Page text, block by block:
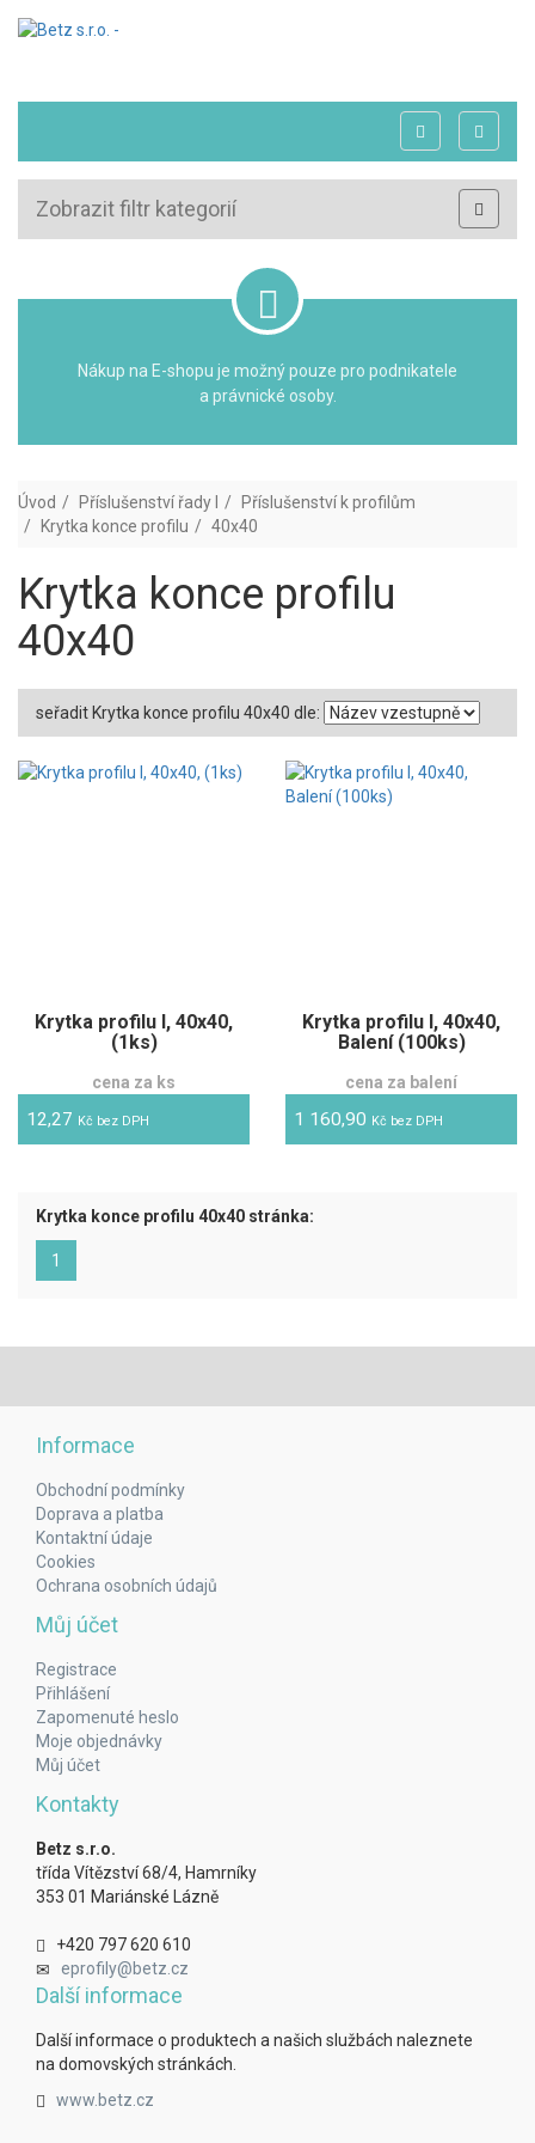
Zobrazit filtr kategorií
Nákup na E-shopu je možný pouze pro podnikatele
a právnické osoby.
Úvod Příslušenství řady I
Příslušenství k profilům
Krytka konce profilu
40x40
Krytka konce profilu
40x40
seřadit Krytka konce profilu 40x40 dle:
Krytka profilu I, 40x40,
(1ks)
cena za ks
12,27 Kč bez DPH
Krytka profilu I, 40x40,
Balení (100ks)
cena za balení
1 160,90 Kč bez DPH
Krytka konce profilu 40x40 stránka:
1
Informace
Obchodní podmínky
Doprava a platba
Kontaktní údaje
Cookies
Ochrana osobních údajů
Můj účet
Registrace
Přihlášení
Zapomenuté heslo
Moje objednávky
Můj účet
Kontakty
Betz s.r.o.
třída Vítězství 68/4, Hamrníky
353 01 Mariánské Lázně
+420 797 620 610
eprofily@betz.cz
Další informace
Další informace o produktech a našich službách naleznete
na domovských stránkách.
www.betz.cz